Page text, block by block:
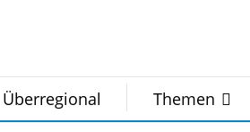
Überregional Themen